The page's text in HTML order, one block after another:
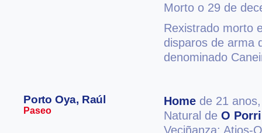
Morto o 29 de
Rexistrado morto
disparos de arma
denominado
Porto Oya, Raúl
Paseo
Home de 21
Natural de O
Veciñanza: Atios-